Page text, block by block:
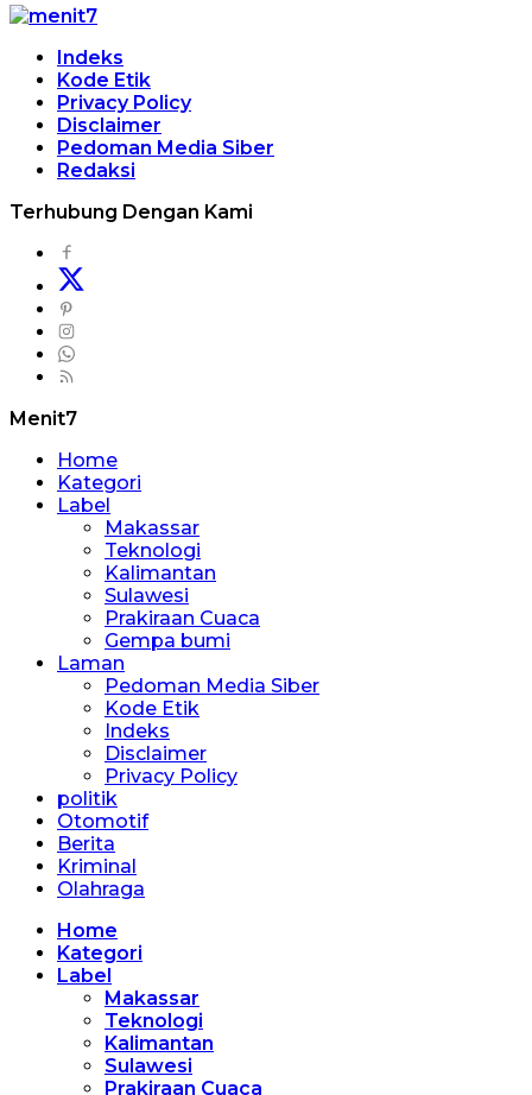
Indeks
Kode Etik
Privacy Policy
Disclaimer
Pedoman Media Siber
Redaksi
Terhubung Dengan Kami
Menit7
Home
Kategori
Label
Makassar
Teknologi
Kalimantan
Sulawesi
Prakiraan Cuaca
Gempa bumi
Laman
Pedoman Media Siber
Kode Etik
Indeks
Disclaimer
Privacy Policy
politik
Otomotif
Berita
Kriminal
Olahraga
Home
Kategori
Label
Makassar
Teknologi
Kalimantan
Sulawesi
Prakiraan Cuaca